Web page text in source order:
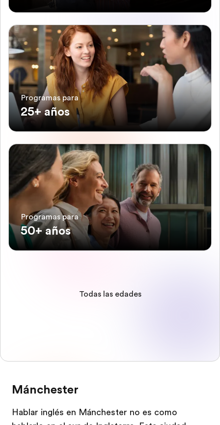
Programas para
25+ años
Programas para
50+ años
Todas las edades
Mánchester
Hablar inglés en Mánchester no es como